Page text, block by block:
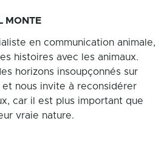
MONTE
en communication animale,
histoires avec les animaux.
horizons insoupçonnés sur
et nous invite à reconsidérer
car il est plus important que
vraie nature.